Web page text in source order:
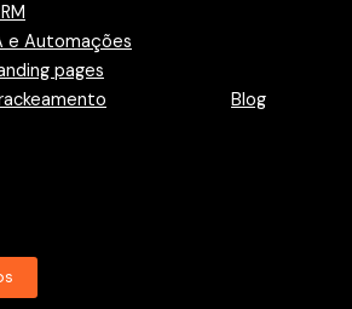
e Automações
pages
Blog